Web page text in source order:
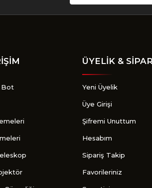
Bot
ÜYELİK &
Yeni Üyelik
Üye Girişi
Şifremi Unuttum
Hesabım
Sipariş Takip
Favorileriniz